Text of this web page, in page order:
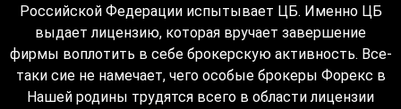
Российской Федерации испытывает ЦБ. Именно ЦБ
выдает лицензию, которая вручает завершение
фирмы воплотить в себе брокерскую активность. Все-
таки сие не намечает, чего особые брокеры Форекс в
Нашей родины трудятся всего в области лицензии